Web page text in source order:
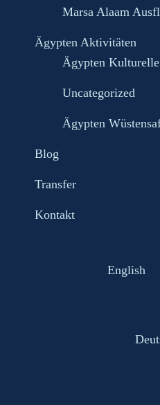
Marsa Alaam
Ägypten Aktivitäten
Ägypten
Uncategorized
Ägypten
Blog
Transfer
Kontakt
English